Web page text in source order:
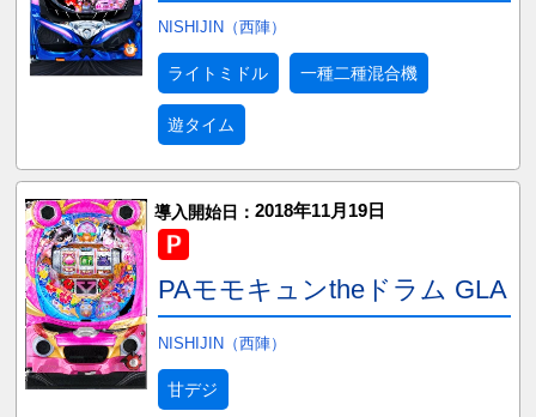
NISHIJIN（西陣）
ライトミドル 一種二種混合機
遊タイム
導入開始日： 2018年11月19日
PAモモキュンtheドラム GLA
NISHIJIN（西陣）
甘デジ